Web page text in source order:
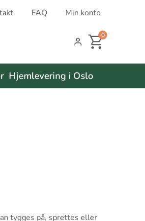
FAQ Min konto
0
Hjemlevering i Oslo
tygges på, sprettes eller